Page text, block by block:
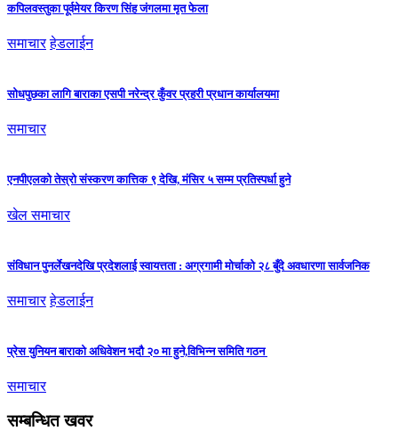
कपिलवस्तुका पूर्वमेयर किरण सिंह जंगलमा मृत फेला
समाचार हेडलाईन
सोधपुछका लागि बाराका एसपी नरेन्द्र कुँवर प्रहरी प्रधान कार्यालयमा
समाचार
एनपीएलको तेस्रो संस्करण कात्तिक ९ देखि, मंसिर ५ सम्म प्रतिस्पर्धा हुने
खेल समाचार
संविधान पुनर्लेखनदेखि प्रदेशलाई स्वायत्तता : अग्रगामी मोर्चाको २८ बुँदे अवधारणा सार्वजनिक
समाचार हेडलाईन
प्रेस युनियन बाराको अधिवेशन भदौ २० मा हुने,विभिन्न समिति गठन
समाचार
सम्बन्धित खवर